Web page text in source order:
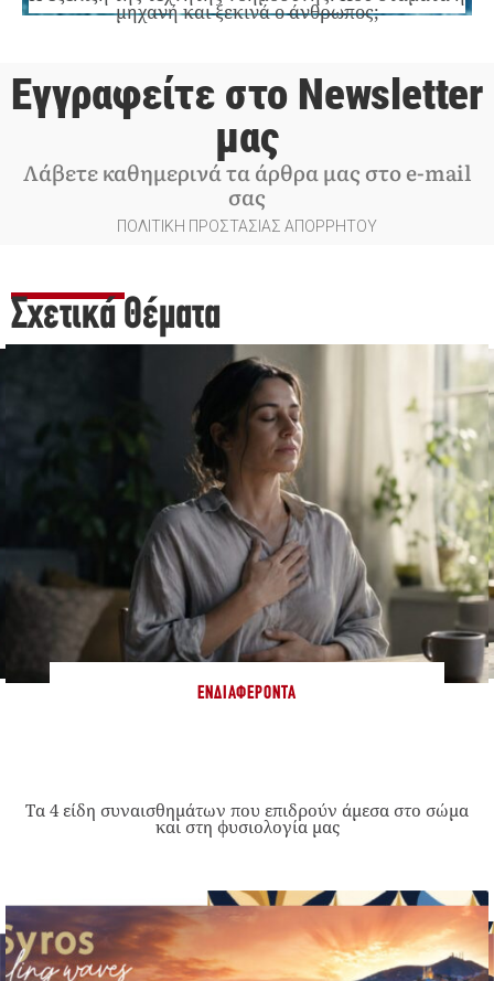
μηχανή και ξεκινά ο άνθρωπος;
Εγγραφείτε στο Newsletter
μας
Λάβετε καθημερινά τα άρθρα μας στο e-mail
σας
ΠΟΛΙΤΙΚΗ ΠΡΟΣΤΑΣΙΑΣ ΑΠΟΡΡΗΤΟΥ
Σχετικά Θέματα
ΕΝΔΙΑΦΈΡΟΝΤΑ
Τα 4 είδη συναισθημάτων που επιδρούν άμεσα στο σώμα
και στη φυσιολογία μας